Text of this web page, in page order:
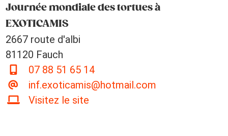
Journée mondiale des tortues à
EXOTICAMIS
2667 route d'albi
81120 Fauch
07 88 51 65 14
inf.exoticamis@hotmail.com
Visitez le site